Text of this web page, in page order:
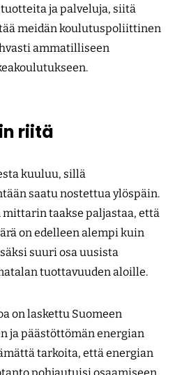
ja palveluja, siitä
meidän koulutuspoliittinen
ammatilliseen
riitä
kuuluu, sillä
saatu nostettua ylöspäin.
taakse paljastaa, että
on edelleen alempi kuin
suuri osa uusista
tuottavuuden aloille.
on laskettu Suomeen
ja päästöttömän energian
tarkoita, että energian
pohjautuisi osaamiseen.